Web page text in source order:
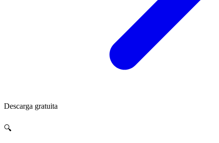
Descarga gratuita
🔍